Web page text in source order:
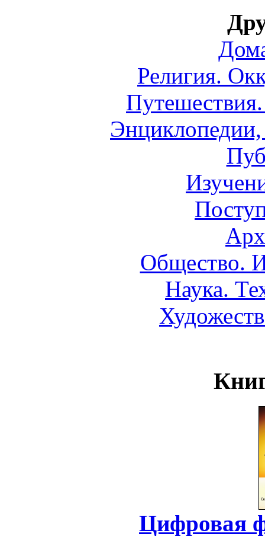
Религия.
Энциклопедии,
Общество.
Наука.
Цифровая